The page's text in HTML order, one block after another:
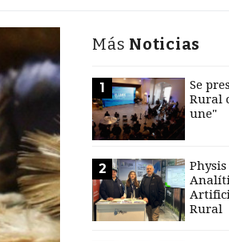
Más Noticias
1
Se
Rural
une"
2
Rural